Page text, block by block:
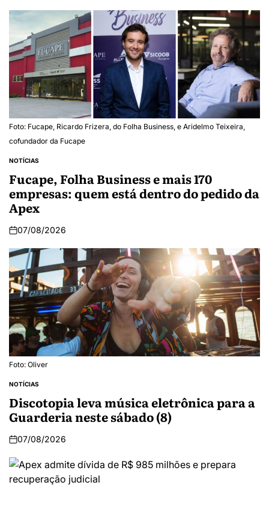
Foto: Fucape, Ricardo Frizera, do Folha Business, e Aridelmo Teixeira,
cofundador da Fucape
NOTÍCIAS
Fucape, Folha Business e mais 170
empresas: quem está dentro do pedido da
Apex
07/08/2026
Foto: Oliver
NOTÍCIAS
Discotopia leva música eletrônica para a
Guarderia neste sábado (8)
07/08/2026